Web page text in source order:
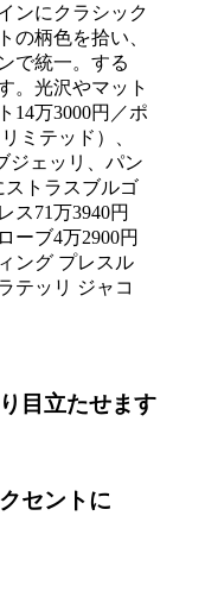
ンにクラシック
の柄色を拾い、
で統一。する
。光沢やマット
14万3000円／ポ
ミテッド）、
ジェッリ、パン
ストラスブルゴ
ス71万3940円
ーブ4万2900円
ング プレスル
テッリ ジャコ
目立たせます
セントに